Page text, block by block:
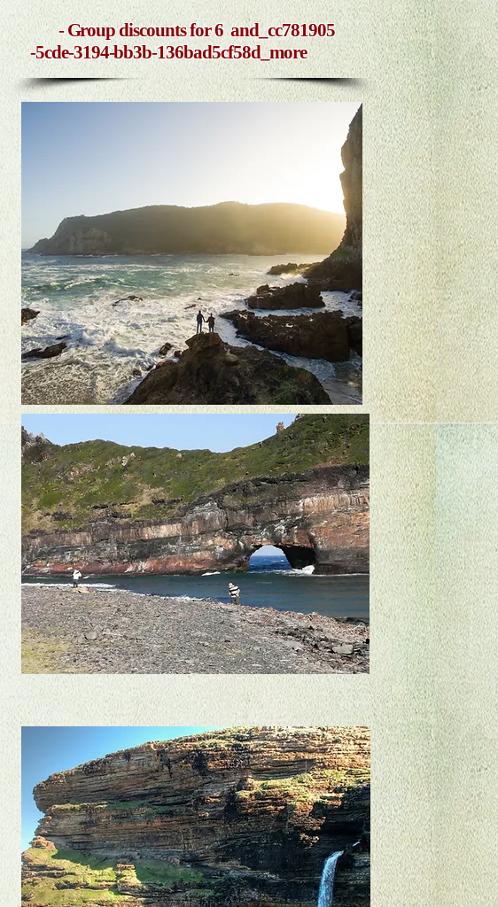
- Group discounts for 6 and_cc781905
-5cde-3194-bb3b-136bad5cf58d_more